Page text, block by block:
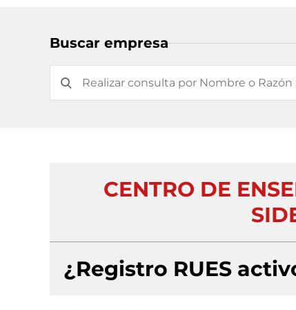
Buscar empresa
CENTRO DE
¿Registro RUES